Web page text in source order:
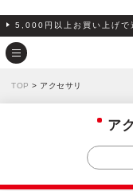
5,000円以上お買い上げで
TOP > アクセサリ
ア